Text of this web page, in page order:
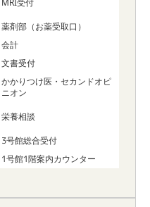
MRI受付
薬剤部（お薬受取口）
会計
文書受付
かかりつけ医・セカンドオピ
ニオン
栄養相談
3号館総合受付
1号館1階案内カウンター